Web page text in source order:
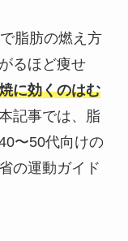
脂肪の燃え方
るほど痩せ
に効くのはむ
記事では、脂
〜50代向けの
の運動ガイド